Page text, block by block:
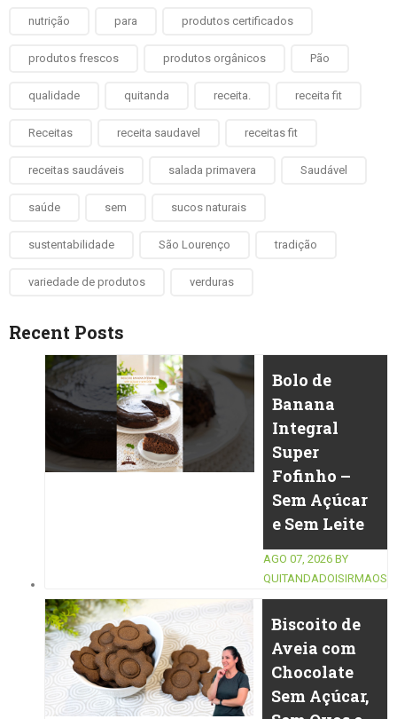
nutrição para produtos certificados
produtos frescos produtos orgânicos Pão
qualidade quitanda receita. receita fit
Receitas receita saudavel receitas fit
receitas saudáveis salada primavera Saudável
saúde sem sucos naturais
sustentabilidade São Lourenço tradição
variedade de produtos verduras
Recent Posts
Bolo de
Banana
Integral
Super
Fofinho –
Sem Açúcar
e Sem Leite
AGO 07, 2026 BY
QUITANDADOISIRMAOS
Biscoito de
Aveia com
Chocolate
Sem Açúcar,